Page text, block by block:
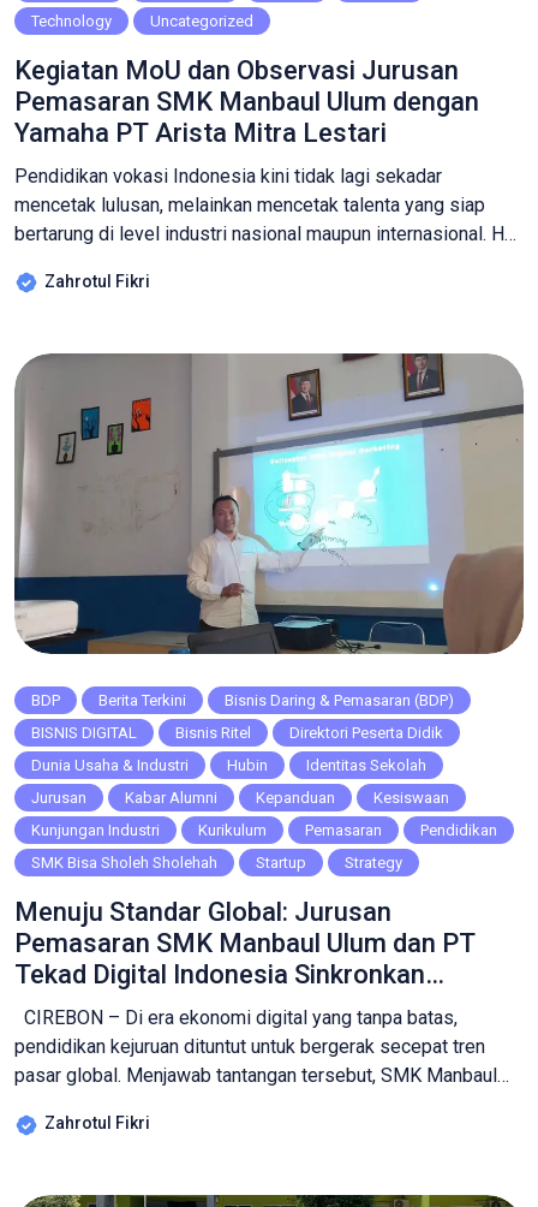
Technology
Uncategorized
Kegiatan MoU dan Observasi Jurusan
Pemasaran SMK Manbaul Ulum dengan
Yamaha PT Arista Mitra Lestari
Pendidikan vokasi Indonesia kini tidak lagi sekadar
mencetak lulusan, melainkan mencetak talenta yang siap
bertarung di level industri nasional maupun internasional. Hal
melalui kegiatan Penandatanganan MoU (Memorandum of
bekerja sama dengan Yamaha PT Arista Mitra Lestari Plered.
​Kegiatan ini merupakan bagian […]
Zahrotul Fikri
BDP Berita Terkini
Bisnis Daring & Pemasaran (BDP)
BISNIS DIGITAL
Bisnis Ritel
Direktori Peserta Didik
Dunia Usaha & Industri
Hubin
Identitas Sekolah
Jurusan
Kabar Alumni Kepanduan
Kesiswaan
Kunjungan Industri
Kurikulum Pemasaran
Pendidikan
SMK Bisa Sholeh Sholehah
Startup Strategy
Menuju Standar Global: Jurusan
Pemasaran SMK Manbaul Ulum dan PT
Tekad Digital Indonesia Sinkronkan
Kurikulum Bisnis Digital
CIREBON – Di era ekonomi digital yang tanpa batas,
pendidikan kejuruan dituntut untuk bergerak secepat tren
pasar global. Menjawab tantangan tersebut, SMK Manbaul
Kurikulum Bisnis Digital (Jurusan Pemasaran) bersama mitra
(11/09/2025). ​Langkah ini bukan sekadar pertemuan rutin,
Zahrotul Fikri